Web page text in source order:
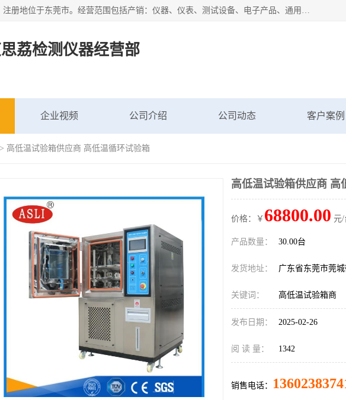
广东艾思荔检测仪器有限公司成立于2006年，注册地位于东莞市。经营范围包括产销：仪器、仪表、测试设备、电子产品、通用机械设；主要产品有： 恒温恒湿试验箱,冷热冲击试验箱,高低温试验箱,速温变化试验箱,高压加速老化试验箱,三综合试验箱,振动试验台等产品，欢迎选购。
荔检测仪器经营部
企业视频 公司介绍 公司动态 客户案例
> 高低温试验箱供应商 高低温循环试验箱
高低温试验箱供应商 高
价格：￥ 68800.00 元/
产品数量： 30.00台
发货地址： 广东省东莞市莞
关键词： 高低温试验箱商
发布日期： 2025-02-26
阅 读 量： 1342
销售电话：